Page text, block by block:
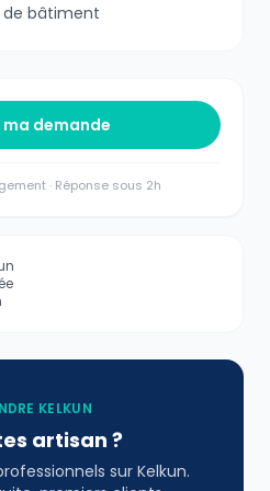
bâtiment
ma demande
· Réponse sous 2h
KELKUN
artisan ?
sur Kelkun.